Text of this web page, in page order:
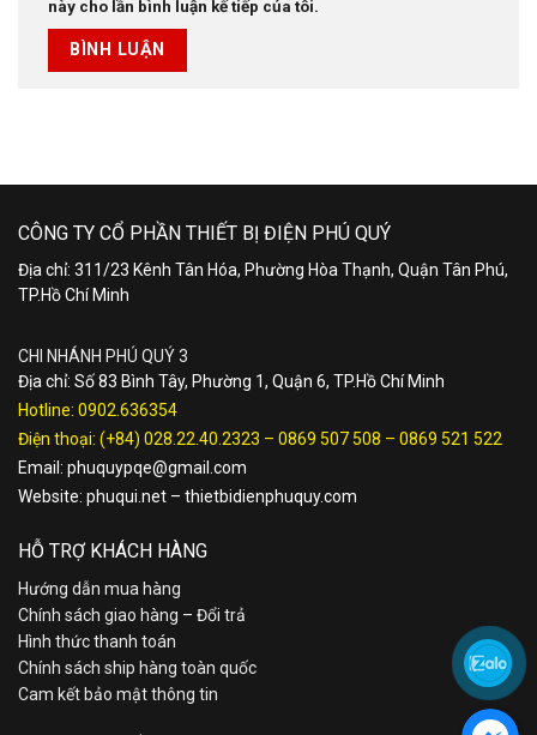
này cho lần bình luận kế tiếp của tôi.
CÔNG TY CỔ PHẦN THIẾT BỊ ĐIỆN PHÚ QUÝ
Địa chỉ: 311/23 Kênh Tân Hóa, Phường Hòa Thạnh, Quận Tân Phú,
TP.Hồ Chí Minh
CHI NHÁNH PHÚ QUÝ 3
Địa chỉ: Số 83 Bình Tây, Phường 1, Quận 6, TP.Hồ Chí Minh
Hotline: 0902.636354
Điện thoại: (+84) 028.22.40.2323 – 0869 507 508 – 0869 521 522
Email: phuquypqe@gmail.com
Website: phuqui.net – thietbidienphuquy.com
HỖ TRỢ KHÁCH HÀNG
Hướng dẫn mua hàng
Chính sách giao hàng – Đổi trả
Hình thức thanh toán
Chính sách ship hàng toàn quốc
Cam kết bảo mật thông tin